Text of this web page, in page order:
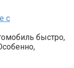
с
быстро,